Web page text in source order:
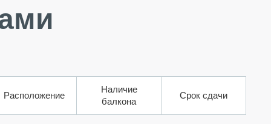
Расположение
Наличие
балкона
Срок сдачи